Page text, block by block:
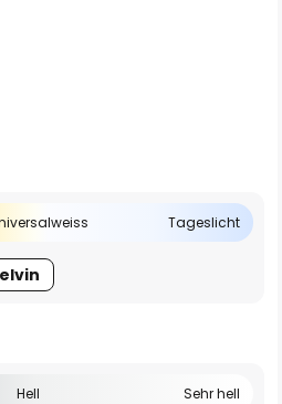
Tageslicht
Hell Sehr hell